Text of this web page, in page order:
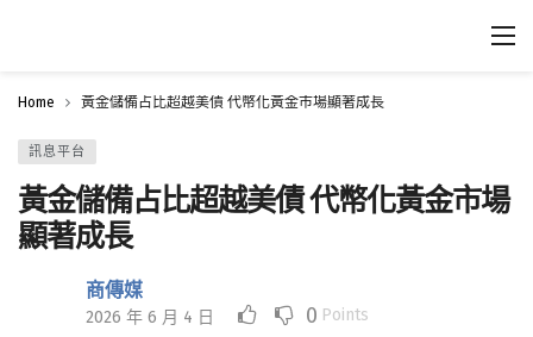
Home 黃金儲備占比超越美債 代幣化黃金市場顯著成長
訊息平台
黃金儲備占比超越美債 代幣化黃金市場
顯著成長
商傳媒
2026 年 6 月 4 日 0 Points